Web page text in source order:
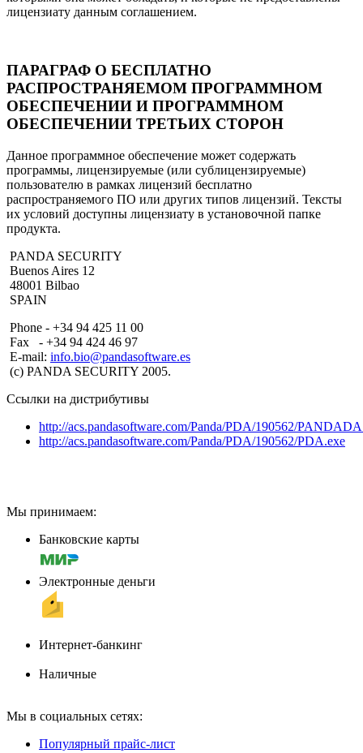
лицензиату данным соглашением.
ПАРАГРАФ О БЕСПЛАТНО
РАСПРОСТРАНЯЕМОМ ПРОГРАММНОМ
ОБЕСПЕЧЕНИИ И ПРОГРАММНОМ
ОБЕСПЕЧЕНИИ ТРЕТЬИХ СТОРОН
Данное программное обеспечение может содержать
программы, лицензируемые (или сублицензируемые)
пользователю в рамках лицензий бесплатно
распространяемого ПО или других типов лицензий. Тексты
их условий доступны лицензиату в установочной папке
продукта.
PANDA SECURITY
Buenos Aires 12
48001 Bilbao
SPAIN
Phone - +34 94 425 11 00
Fax - +34 94 424 46 97
E-mail: info.bio@pandasoftware.es
(c) PANDA SECURITY 2005.
Ссылки на дистрибутивы
http://acs.pandasoftware.com/Panda/PDA/190562/
http://acs.pandasoftware.com/Panda/PDA/190562/PDA.exe
Мы принимаем:
Банковские карты
Электронные деньги
Интернет-банкинг
Наличные
Мы в социальных сетях:
Популярный прайс-лист